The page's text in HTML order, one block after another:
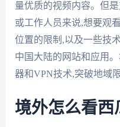
量优质的视频内容。但
或工作人员来说,想要观
位置的限制,以及一些技
中国大陆的网站和应用
器和VPN技术,突破地域
境外怎么看西